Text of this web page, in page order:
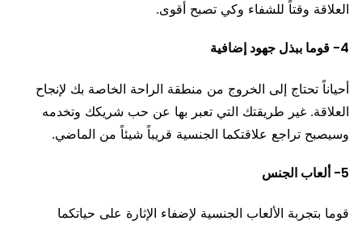
العلاقة وقتاً للشفاء وكي تصبح أقوى.
4- قوما ببذل جهود إضافية
أحياناً تحتاج إلى الخروج من منطقة الراحة الخاصة بك لإنجاح
العلاقة. غير طريقتك التي تعبر بها عن حب شريكك وتخدمه
وسيصبح تراجع علاقتكما الجنسية قريباً شيئاً من الماضي.
5- ألعاب الجنس
قوما بتجربة الألعاب الجنسية لإضفاء الإثارة على حياتكما